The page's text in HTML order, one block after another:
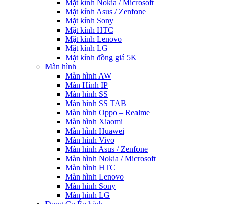
Mặt kính Nokia / Microsoft
Mặt kính Asus / Zenfone
Mặt kính Sony
Mặt kính HTC
Mặt kính Lenovo
Mặt kính LG
Mặt kính đồng giá 5K
Màn hình
Màn hình AW
Màn Hình IP
Màn hình SS
Màn hình SS TAB
Màn hình Oppo – Realme
Màn hình Xiaomi
Màn hình Huawei
Màn hình Vivo
Màn hình Asus / Zenfone
Màn hình Nokia / Microsoft
Màn hình HTC
Màn hình Lenovo
Màn hình Sony
Màn hình LG